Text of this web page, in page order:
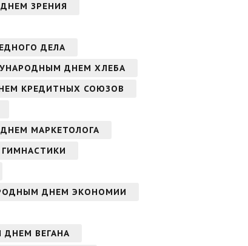
ЗРЕНИЯ
ДЕЛА
ДНЕМ ХЛЕБА
КРЕДИТНЫХ СОЮЗОВ
МАРКЕТОЛОГА
ДНЕМ ЭКОНОМИИ
ВЕГАНА